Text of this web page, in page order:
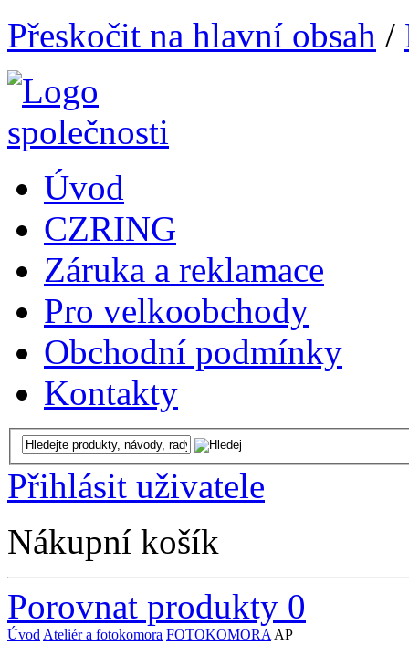
Přeskočit na hlavní obsah /
Úvod
CZRING
Záruka a reklamace
Pro velkoobchody
Obchodní podmínky
Kontakty
Přihlásit uživatele
Nákupní košík
Porovnat produkty 0
Úvod Ateliér a fotokomora FOTOKOMORA AP